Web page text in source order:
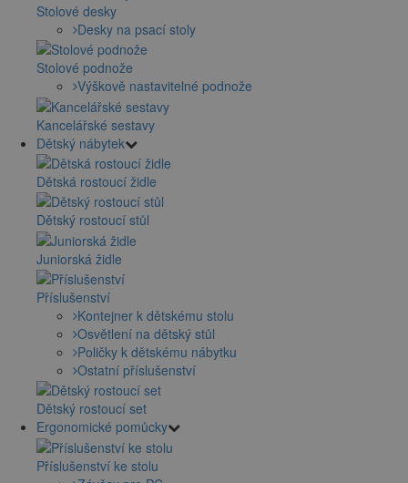
Stolové desky
Desky na psací stoly
Stolové podnože
Výškově nastavitelné podnože
Kancelářské sestavy
Dětský nábytek
Dětská rostoucí židle
Dětský rostoucí stůl
Juniorská židle
Příslušenství
Kontejner k dětskému stolu
Osvětlení na dětský stůl
Poličky k dětskému nábytku
Ostatní příslušenství
Dětský rostoucí set
Ergonomické pomůcky
Příslušenství ke stolu